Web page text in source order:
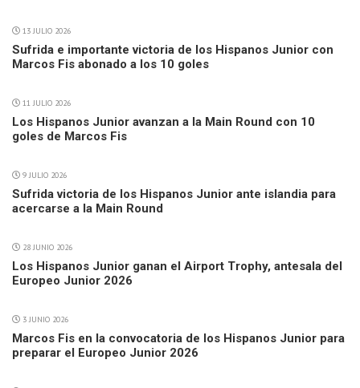
13 JULIO 2026
Sufrida e importante victoria de los Hispanos Junior con
Marcos Fis abonado a los 10 goles
11 JULIO 2026
Los Hispanos Junior avanzan a la Main Round con 10
goles de Marcos Fis
9 JULIO 2026
Sufrida victoria de los Hispanos Junior ante islandia para
acercarse a la Main Round
28 JUNIO 2026
Los Hispanos Junior ganan el Airport Trophy, antesala del
Europeo Junior 2026
3 JUNIO 2026
Marcos Fis en la convocatoria de los Hispanos Junior para
preparar el Europeo Junior 2026